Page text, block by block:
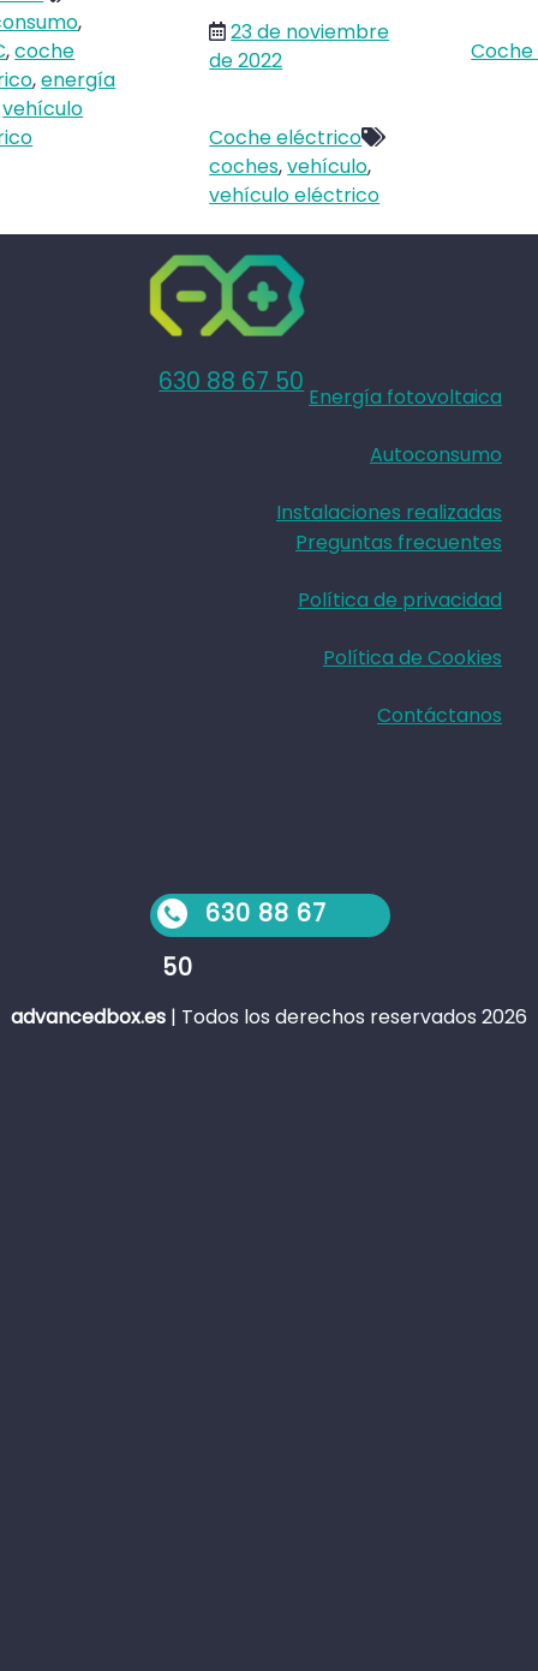
,
,coche
,energía
vehículo
23 de noviembre
de 2022
Coche eléctrico
coches,vehículo,
vehículo eléctrico
630 88 67 50 Energía fotovoltaica
Autoconsumo
Instalaciones realizadas
Preguntas frecuentes
Política de privacidad
Política de Cookies
Contáctanos
advancedbox.es | Todos los derechos reservados 2026
630 88 67
50